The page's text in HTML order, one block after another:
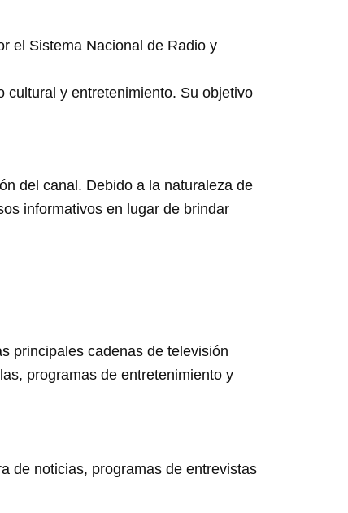
el Sistema Nacional de Radio y
cultural y entretenimiento. Su objetivo
del canal. Debido a la naturaleza de
informativos en lugar de brindar
principales cadenas de televisión
programas de entretenimiento y
de noticias, programas de entrevistas